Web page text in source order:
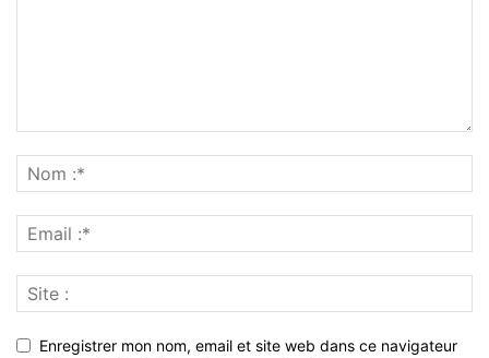
Enregistrer mon nom, email et site web dans ce navigateur